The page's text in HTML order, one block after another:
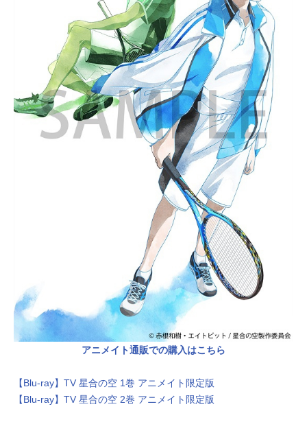
アニメイト通販での購入はこちら
【Blu-ray】TV 星合の空 1巻 アニメイト限定版
【Blu-ray】TV 星合の空 2巻 アニメイト限定版